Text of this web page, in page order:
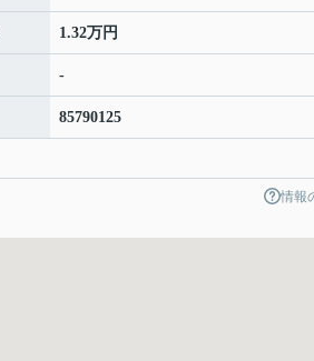
1.32万円
-
85790125
情報